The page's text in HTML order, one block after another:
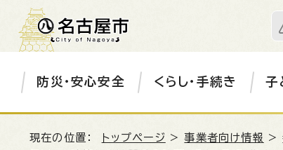
防災・安心安全 くらし・手続き 子
現在の位置： トップページ >事業者向け情報 >